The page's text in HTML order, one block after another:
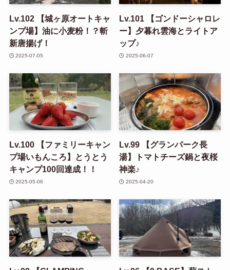
Lv.102 【城ヶ原オートキャ
ンプ場】油に小麦粉！？斬
新唐揚げ！
2025-07-05
Lv.101 【ゴンドーシャロレ
ー】夕暮れ雲海とライトア
ップ♪
2025-06-07
Lv.100 【ファミリーキャン
プ場いもんころ】とうとう
キャンプ100回達成！！
2025-05-06
Lv.99 【グランパーク長
湯】トマトチーズ鍋と夜桜
神楽♪
2025-04-20